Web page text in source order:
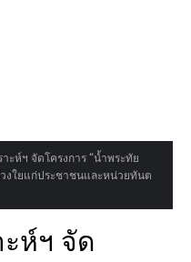
ะห์ฯ จัดโครงการ “น้ำพระทัย
งใยแก่ประชาชนและหน่วยทันต
ห์ฯ จัด